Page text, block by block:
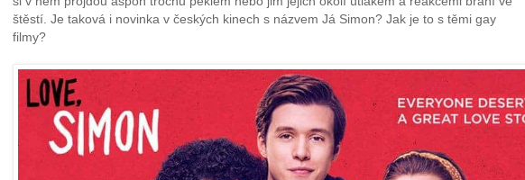
štěstí. Je taková i novinka v českých kinech s názvem Já Simon? Jak je to s těmi gay
filmy?